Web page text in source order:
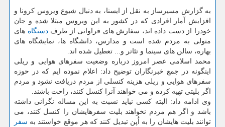
به گزارش مسیرساز به نقل از ایسنا، به دنبال شیوع ویروس كرونا و
افزایش آمار افرادی كه در كشور به این ویروس مبتلا شده و جان
خودرا از دست داده اند، سفارش های فراوانی از طرفدستگاه های
متولی به مردم شده است و مدارس، دانشگاه ها، نمایشگاه های
بهاره، سالن های سینما و تئاتر و... تعطیل شده اند.
محمد اسلامی عصر امروز درباره وضعیت سفرهای هوایی و ریلی
اینگونه در جمع خبرنگاران توضیح داد: اعلام نموده ایم كه در حوزه
سفرهای هوایی و ریلی هزینه كنسلی از مردم دریافت نشود و مردم
اگر بلیتی تهیه كرده و می خواهند آنرا كنسل كنند، راحت باشند.
وی ادامه داد: البته كسی نباید نسبت به این مساله نگرانی داشته
باشد و اگر هم مردم نخواهند بلیت سفرهایشان را كنسل كنند، می
توانند بلیت هایشان را به اُپن تبدیل كنند كه هر موقع خواستند به سفر